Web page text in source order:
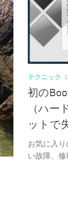
テクニック
初の
（ハー
ットで
お気に入り
い故障、修